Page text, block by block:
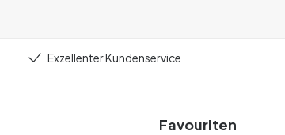
Exzellenter Kundenservice
Favouriten